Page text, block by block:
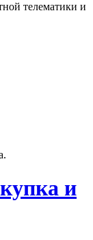
телематики и
и